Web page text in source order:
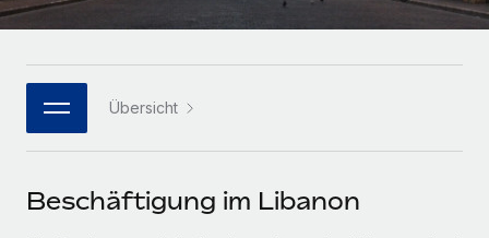
MCP
Integrationen
Prozessoptimierung mit unverzichtbaren Business-
Strategische Technologiepartner
Flexible Einbettung von Global-HR-Funktionen in deine
Plattform
Entdecke die Möglichkeiten einer Partnerschaft
Bibliothek für Stellenbeschreibungen
Webinare
Events
Newsroom
日本語
한국어
中文（简体）Übersicht
Beschäftigung im Libanon